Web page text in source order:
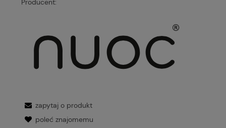
Producent:
zapytaj o produkt
poleć znajomemu